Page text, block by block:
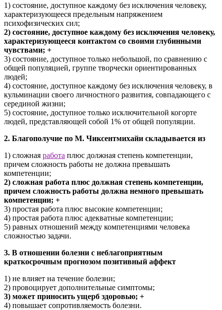
1) состояние, доступное каждому без исключения человеку,
характеризующееся предельным напряжением
психофизических сил;
2) состояние, доступное каждому без исключения человеку,
характеризующееся контактом со своими глубинными
чувствами; +
3) состояние, доступное только небольшой, по сравнению с
общей популяцией, группе творчески ориентированных
людей;
4) состояние, доступное каждому без исключения человеку, в
кульминации своего личностного развития, совпадающего с
серединой жизни;
5) состояние, доступное только исключительной когорте
людей, представляющей собой 1% от общей популяции.
2. Благополучие по М. Чиксентмихайи складывается из
1) сложная работа плюс должная степень компетенции,
причем сложность работы не должна превышать
компетенции;
2) сложная работа плюс должная степень компетенции,
причем сложность работы должна немного превышать
компетенции; +
3) простая работа плюс высокие компетенции;
4) простая работа плюс адекватные компетенции;
5) равных отношений между компетенциями человека
сложностью задачи.
3. В отношении болезни с неблагоприятным
краткосрочным прогнозом позитивный аффект
1) не влияет на течение болезни;
2) провоцирует дополнительные симптомы;
3) может приносить ущерб здоровью; +
4) повышает сопротивляемость болезни.